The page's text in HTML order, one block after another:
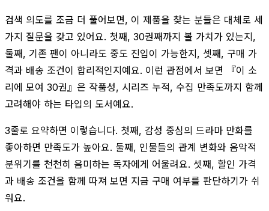
검색 의도를 조금 더 풀어보면, 이 제품을 찾는 분들은 대체로 세
가지 질문을 갖고 있어요. 첫째, 30권째까지 볼 가치가 있는지,
둘째, 기존 팬이 아니라도 중도 진입이 가능한지, 셋째, 구매 가
격과 배송 조건이 합리적인지예요. 이런 관점에서 보면 『이 소
리에 모여 30권』은 작품성, 시리즈 누적, 수집 만족도까지 함께
고려해야 하는 타입의 도서예요.
3줄로 요약하면 이렇습니다. 첫째, 감성 중심의 드라마 만화를
좋아하면 만족도가 높아요. 둘째, 인물들의 관계 변화와 음악적
분위기를 천천히 음미하는 독자에게 어울려요. 셋째, 할인 가격
과 배송 조건을 함께 따져 보면 지금 구매 여부를 판단하기가 쉬
워요.